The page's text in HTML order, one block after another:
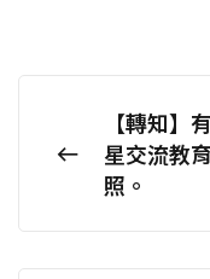
【轉知】
星交流教
照。